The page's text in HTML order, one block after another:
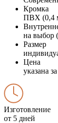
Кромка
ПВХ (0,4
на выбор
Размер
Цена
указана
Изготовление
от 5 дней